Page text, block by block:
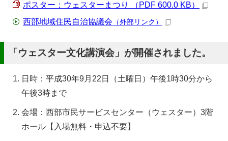
ポスター：ウェスターまつり （PDF 600.0 KB）
西部地域住民自治協議会 （外部リンク）
「ウェスター文化講演会」が開催されました。
日時：平成30年9月22日（土曜日）午後1時30分から
午後3時まで
会場：西部市民サービスセンター（ウェスター）3階
ホール【入場無料・申込不要】